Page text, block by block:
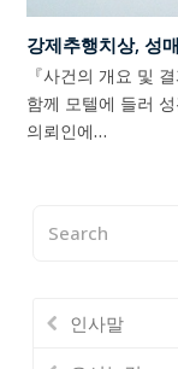
강제추행치상, 성
『사건의 개요 및
함께 모텔에 들러
의뢰인에…
인사말